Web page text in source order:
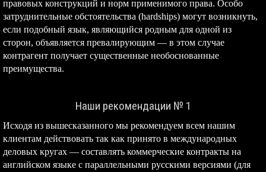
правовых конструкций и норм применимого права. Особо
затруднительные обстоятельства (hardships) могут возникнуть,
если подобный язык, являющийся родным для одной из
сторон, объявляется превалирующим — в этом случае
контрагент получает существенные необоснованные
преимущества.
Наши рекомендации № 1
Исходя из вышесказанного мы рекомендуем всем нашим
клиентам действовать так как принято в международных
деловых кругах — составлять коммерческие контракты на
английском языке с параллельными русскими версиями (для